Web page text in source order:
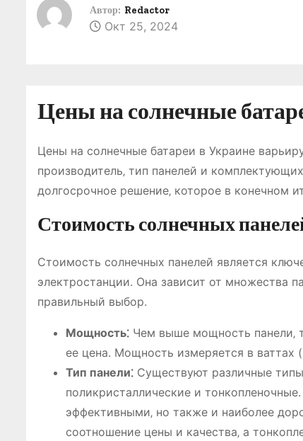
Автор: Redactor
Окт 25, 2024
Цены на солнечные
Цены на солнечные батареи в Украине
производитель‚ тип панелей и
долгосрочное решение‚ которое в конечном
Стоимость солнечных
Стоимость солнечных панелей является
электростанции. Она зависит от множества
правильный выбор.
Мощность⁚ Чем выше мощность панели‚
ее цена. Мощность измеряется в ваттах
Тип панели⁚ Существуют различные типы
поликристаллические и
эффективными‚ но также и наиболее
соотношение цены и качества‚ а